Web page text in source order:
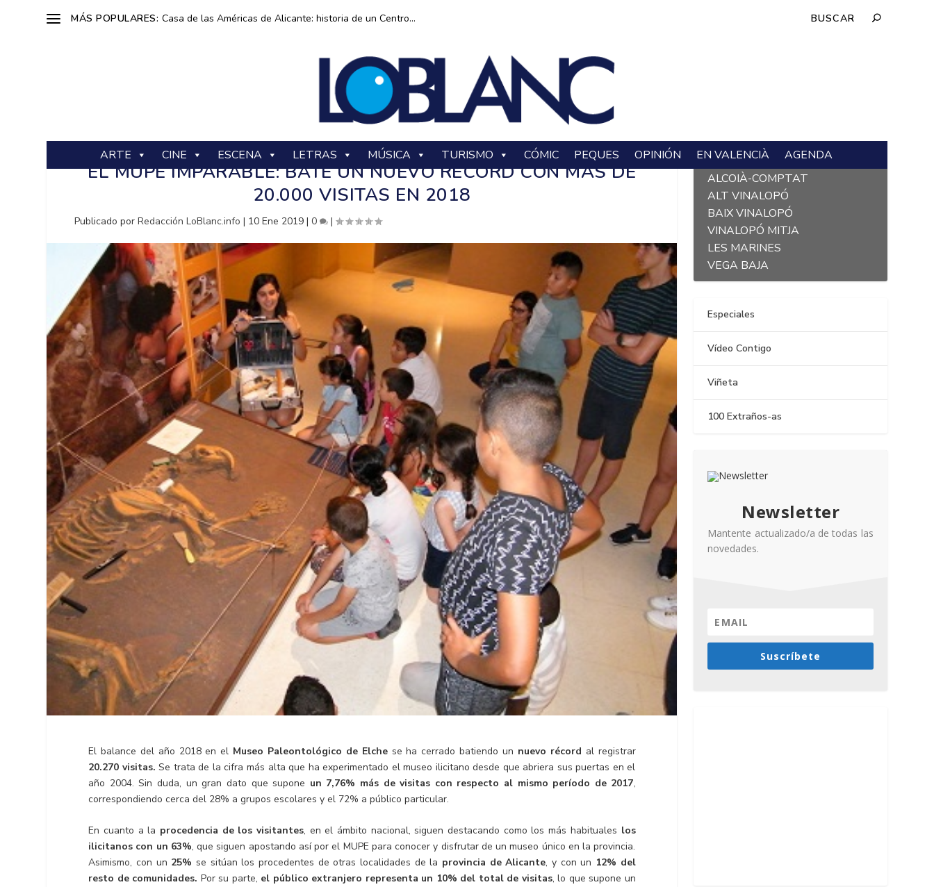
MÁS POPULARES: Casa de las Américas de Alicante: historia de un Centro...
ARTE CINE ESCENA LETRAS MÚSICA TURISMO CÓMIC PEQUES OPINIÓN EN VALENCIÀ AGENDA
EL MUPE IMPARABLE: BATE UN NUEVO RÉCORD CON MÁS DE
20.000 VISITAS EN 2018
Publicado porRedacción LoBlanc.info | 10 Ene 2019 |0 |
El balance del año 2018 en el Museo Paleontológico de Elche se ha cerrado batiendo un nuevo récord al registrar
20.270 visitas.Se trata de la cifra más alta que ha experimentado el museo ilicitano desde que abriera sus puertas en el
año 2004. Sin duda, un gran dato que supone un 7,76% más de visitas con respecto al mismo período de 2017,
correspondiendo cerca del 28% a grupos escolares y el 72% a público particular.
En cuanto a la procedencia de los visitantes, en el ámbito nacional, siguen destacando como los más habituales los
ilicitanos con un 63%, que siguen apostando así por el MUPE para conocer y disfrutar de un museo único en la provincia.
Asimismo, con un 25% se sitúan los procedentes de otras localidades de la provincia de Alicante, y con un 12% del
resto de comunidades. Por su parte, el público extranjero representa un 10% del total de visitas, lo que supone un
L´ALACANTÍ
ALCOIÀ-COMPTAT
ALT VINALOPÓ
BAIX VINALOPÓ
VINALOPÓ MITJA
LES MARINES
VEGA BAJA
Especiales
Vídeo Contigo
Viñeta
100 Extraños-as
Newsletter
Mantente actualizado/a de todas las
novedades.
Suscríbete